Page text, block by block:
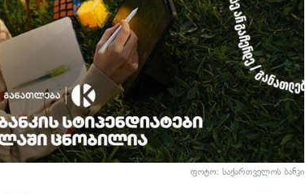
ფოტო: საქართველოს ბანკი